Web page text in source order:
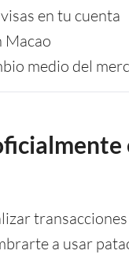
en tu cuenta
Macao
medio del
a usar